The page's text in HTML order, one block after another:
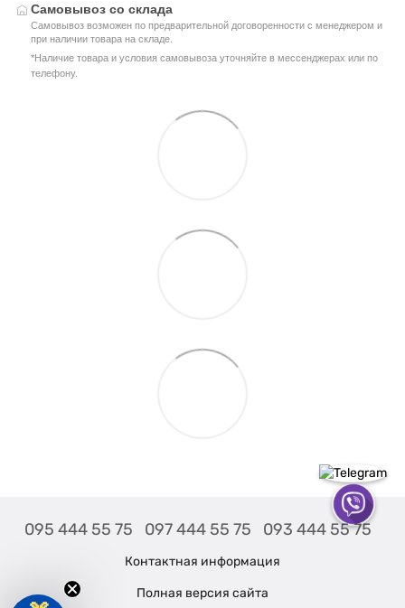
Самовывоз со склада
Самовывоз возможен по предварительной договоренности с менеджером и
при наличии товара на складе.
*Наличие товара и условия самовывоза уточняйте в мессенджерах или по
телефону.
095 444 55 75 097 444 55 75 093 444 55 75
Контактная информация
Полная версия сайта